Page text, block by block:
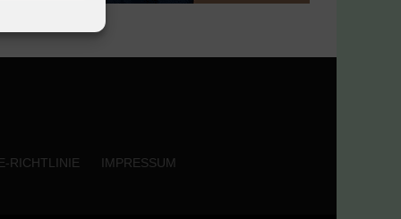
RICHTLINIE IMPRESSUM